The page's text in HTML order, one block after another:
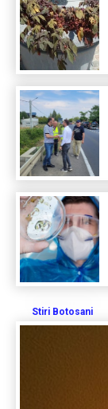
Stiri Botosani